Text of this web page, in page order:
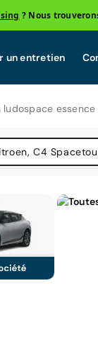
? Nous
un entretien
ludospace essence
C4